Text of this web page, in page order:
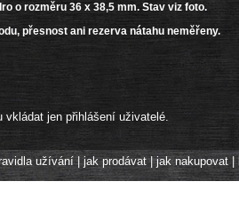
o rozměru 36 x 38,5 mm. Stav viz foto.
přesnost ani rezerva nátahu neměřeny.
vkládat jen přihlášení uživatelé.
užívání| jak prodávat|jak nakupovat|